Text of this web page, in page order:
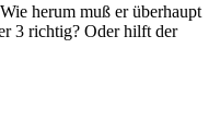
herum muß er überhaupt
3 richtig? Oder hilft der